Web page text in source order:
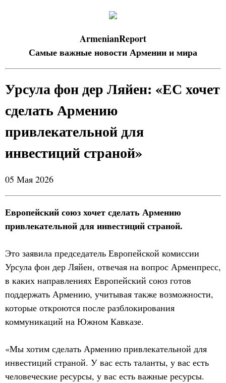
ArmenianReport
Самые важные новости Армении и мира
Урсула фон дер Ляйен: «ЕС хочет
сделать Армению
привлекательной для
инвестиций страной»
05 Мая 2026
Европейский союз хочет сделать Армению
привлекательной для инвестиций страной.
Это заявила председатель Европейской комиссии
Урсула фон дер Ляйен, отвечая на вопрос Арменпресс,
в каких направлениях Европейский союз готов
поддержать Армению, учитывая также возможности,
которые откроются после разблокирования
коммуникаций на Южном Кавказе.
«Мы хотим сделать Армению привлекательной для
инвестиций страной. У вас есть таланты, у вас есть
человеческие ресурсы, у вас есть важные ресурсы.